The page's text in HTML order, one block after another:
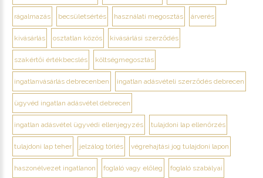
rágalmazás becsületsértés használati megosztás árverés
kivásárlás osztatlan közös kivásárlási szerződés
szakértői értékbecslés költségmegosztás
ingatlanvásárlás debrecenben ingatlan adásvételi szerződés debrecen
ügyvéd ingatlan adásvétel debrecen
ingatlan adásvétel ügyvédi ellenjegyzés tulajdoni lap ellenőrzés
tulajdoni lap teher jelzálog törlés végrehajtási jog tulajdoni lapon
haszonélvezet ingatlanon foglaló vagy előleg foglaló szabályai